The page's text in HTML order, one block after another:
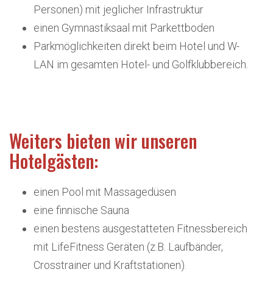
Personen) mit jeglicher Infrastruktur
einen Gymnastiksaal mit Parkettboden
Parkmöglichkeiten direkt beim Hotel und W-
LAN im gesamten Hotel- und Golfklubbereich.
Weiters bieten wir unseren
Hotelgästen:
einen Pool mit Massagedüsen
eine finnische Sauna
einen bestens ausgestatteten Fitnessbereich
mit LifeFitness Geräten (z.B. Laufbänder,
Crosstrainer und Kraftstationen).